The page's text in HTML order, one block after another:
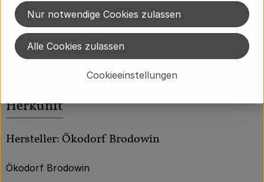
Salz: 1,0 g
Produktinformationen
Herkunft
Hersteller: Ökodorf Brodowin
Ökodorf Brodowin
Cookieeinstellungen
Nur notwendige Cookies zulassen
Alle Cookies zulassen